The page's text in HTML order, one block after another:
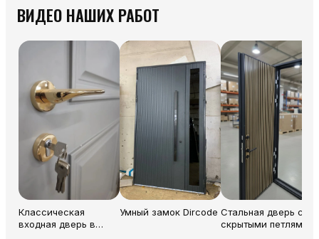
ВИДЕО НАШИХ РАБОТ
Классическая
входная дверь в
Умный замок Dircode Стальная дверь со
скрытыми петлями